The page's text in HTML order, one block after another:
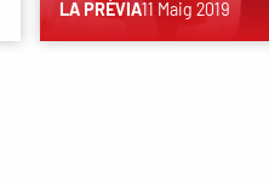
LA PRÈVIA11 Maig 2019